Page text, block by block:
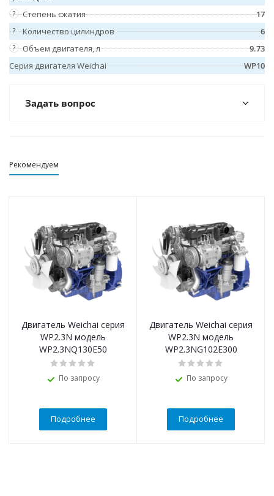
? Степень сжатия 17
? Количество цилиндров 6
? Объем двигателя, л
9.73
Серия двигателя Weichai
WP10
Задать вопрос
Рекомендуем
Двигатель Weichai серия
WP2.3N модель
WP2.3NQ130E50
По запросу
Подробнее
Двигатель Weichai серия
WP2.3N модель
WP2.3NG102E300
По запросу
Подробнее